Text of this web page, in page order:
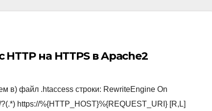
на HTTPS в Apache2
в) файл .htaccess строки: RewriteEngine On
https://%{HTTP_HOST}%{REQUEST_URI} [R,L]